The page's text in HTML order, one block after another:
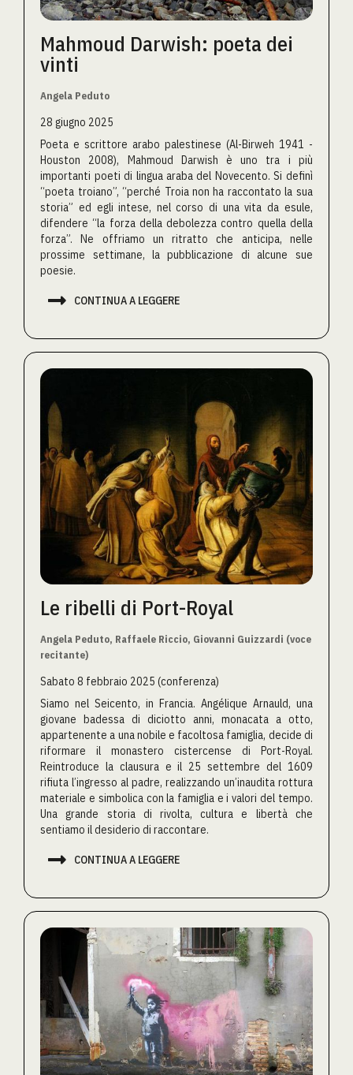
Mahmoud Darwish: poeta dei
vinti
Angela Peduto
28 giugno 2025
Poeta e scrittore arabo palestinese (Al-Birweh 1941 -
Houston 2008), Mahmoud Darwish è uno tra i più
importanti poeti di lingua araba del Novecento. Si definì
“poeta troiano”, “perché Troia non ha raccontato la sua
storia” ed egli intese, nel corso di una vita da esule,
difendere “la forza della debolezza contro quella della
forza”. Ne offriamo un ritratto che anticipa, nelle
prossime settimane, la pubblicazione di alcune sue
poesie.
 CONTINUA A LEGGERE
Le ribelli di Port-Royal
Angela Peduto, Raffaele Riccio, Giovanni Guizzardi (voce
recitante)
Sabato 8 febbraio 2025 (conferenza)
Siamo nel Seicento, in Francia. Angélique Arnauld, una
giovane badessa di diciotto anni, monacata a otto,
appartenente a una nobile e facoltosa famiglia, decide di
riformare il monastero cistercense di Port-Royal.
Reintroduce la clausura e il 25 settembre del 1609
rifiuta l’ingresso al padre, realizzando un’inaudita rottura
materiale e simbolica con la famiglia e i valori del tempo.
Una grande storia di rivolta, cultura e libertà che
sentiamo il desiderio di raccontare.
 CONTINUA A LEGGERE